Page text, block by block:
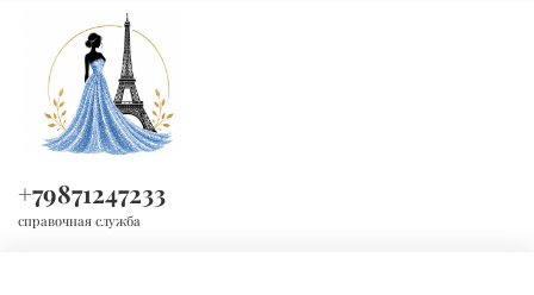
+79871247233
справочная служба